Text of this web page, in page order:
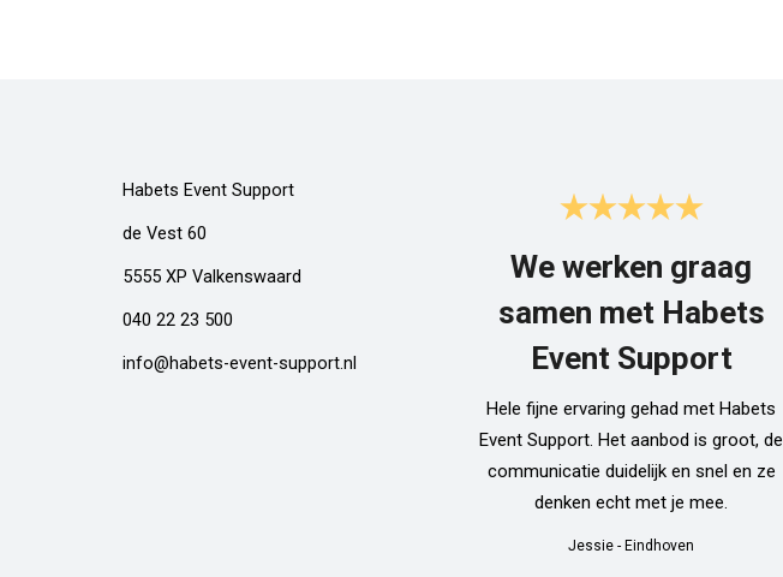
Habets Event Support
de Vest 60
5555 XP Valkenswaard
040 22 23 500
info@habets-event-support.nl
We werken graag
samen met Habets
Event Support
Hele fijne ervaring gehad met Habets
Event Support. Het aanbod is groot, de
communicatie duidelijk en snel en ze
denken echt met je mee.
Jessie - Eindhoven